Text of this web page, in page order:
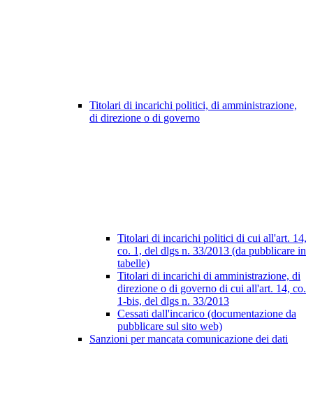
Titolari di incarichi politici, di amministrazione,
di direzione o di governo
Titolari di incarichi politici di cui all'art. 14,
co. 1, del dlgs n. 33/2013 (da pubblicare in
tabelle)
Titolari di incarichi di amministrazione, di
direzione o di governo di cui all'art. 14, co.
1-bis, del dlgs n. 33/2013
Cessati dall'incarico (documentazione da
pubblicare sul sito web)
Sanzioni per mancata comunicazione dei dati